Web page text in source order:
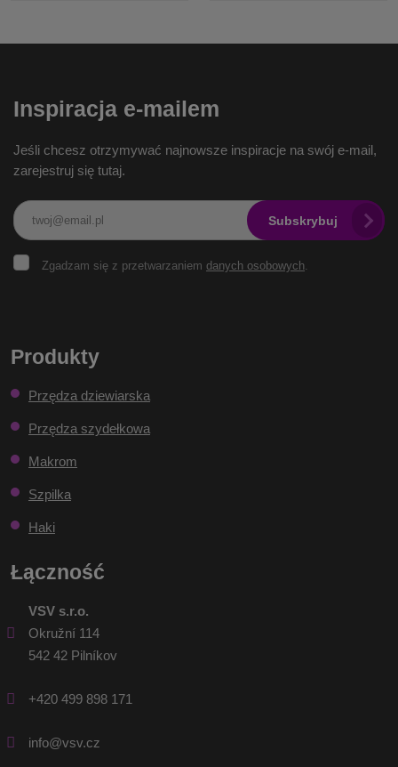
Inspiracja e-mailem
Jeśli chcesz otrzymywać najnowsze inspiracje na swój e-mail,
zarejestruj się tutaj.
ZgadzamZgadzam się z przetwarzaniem danych osobowych.
Subskrybuj
nie może
wysłany
Produkty
Przędza dziewiarska
Przędza szydełkowa
Makrom
Szpilka
Haki
Łączność
VSV s.r.o.
Okružní 114
542 42 Pilníkov
+420 499 898 171
info@vsv.cz